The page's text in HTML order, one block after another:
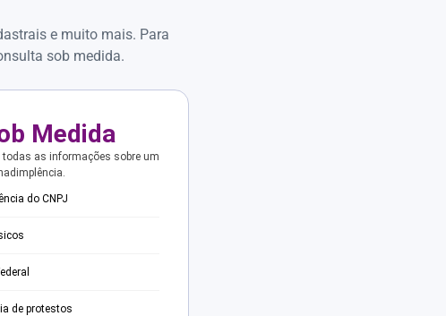
e muito mais. Para
sob medida.
Medida
as informações sobre um
do CNPJ
de protestos